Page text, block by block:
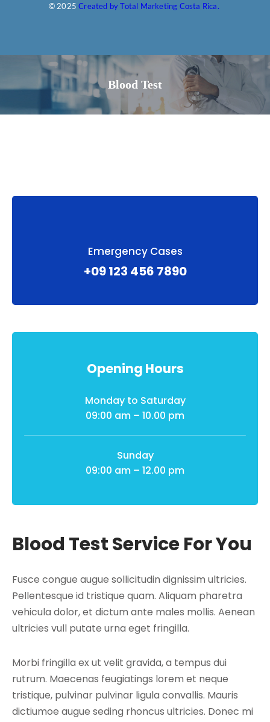
© 2025 Created by Total Marketing Costa Rica.
Blood Test
Emergency Cases
+09 123 456 7890
Opening Hours
Monday to Saturday
09:00 am – 10.00 pm
Sunday
09:00 am – 12.00 pm
Blood Test Service For You
Fusce congue augue sollicitudin dignissim ultricies.
Pellentesque id tristique quam. Aliquam pharetra
vehicula dolor, et dictum ante males mollis. Aenean
ultricies vull putate urna eget fringilla.
Morbi fringilla ex ut velit gravida, a tempus dui
rutrum. Maecenas feugiatings lorem et neque
tristique, pulvinar pulvinar ligula convallis. Mauris
dictiumoe augue seding rhoncus ultricies. Donec mi